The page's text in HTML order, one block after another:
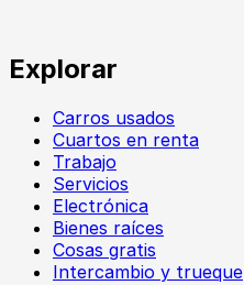
Explorar
Carros usados
Cuartos en renta
Trabajo
Servicios
Electrónica
Bienes raíces
Cosas gratis
Intercambio y trueque